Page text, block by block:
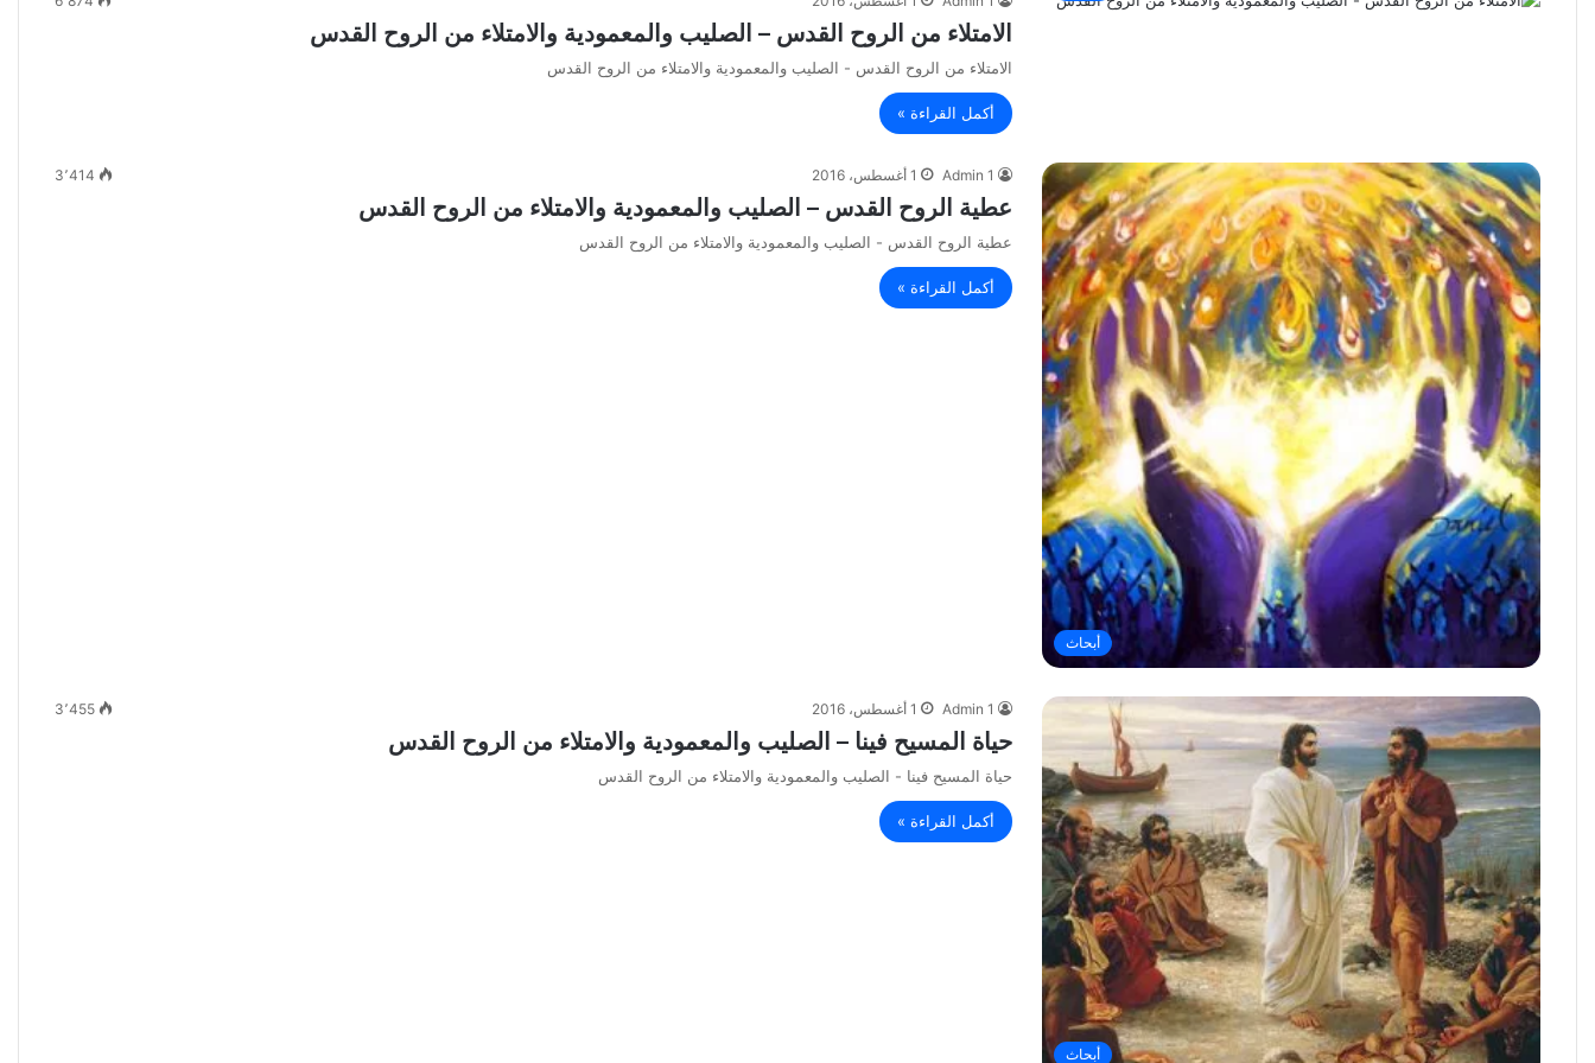
الامتلاء من الروح القدس – الصليب والمعمودية والامتلاء من الروح القدس
الامتلاء من الروح القدس - الصليب والمعمودية والامتلاء من الروح القدس
أكمل القراءة »
أبحاث
Admin 1 1 أغسطس، 2016 3٬414
عطية الروح القدس – الصليب والمعمودية والامتلاء من الروح القدس
عطية الروح القدس - الصليب والمعمودية والامتلاء من الروح القدس
أكمل القراءة »
أبحاث
Admin 1 1 أغسطس، 2016 3٬455
حياة المسيح فينا – الصليب والمعمودية والامتلاء من الروح القدس
حياة المسيح فينا - الصليب والمعمودية والامتلاء من الروح القدس
أكمل القراءة »